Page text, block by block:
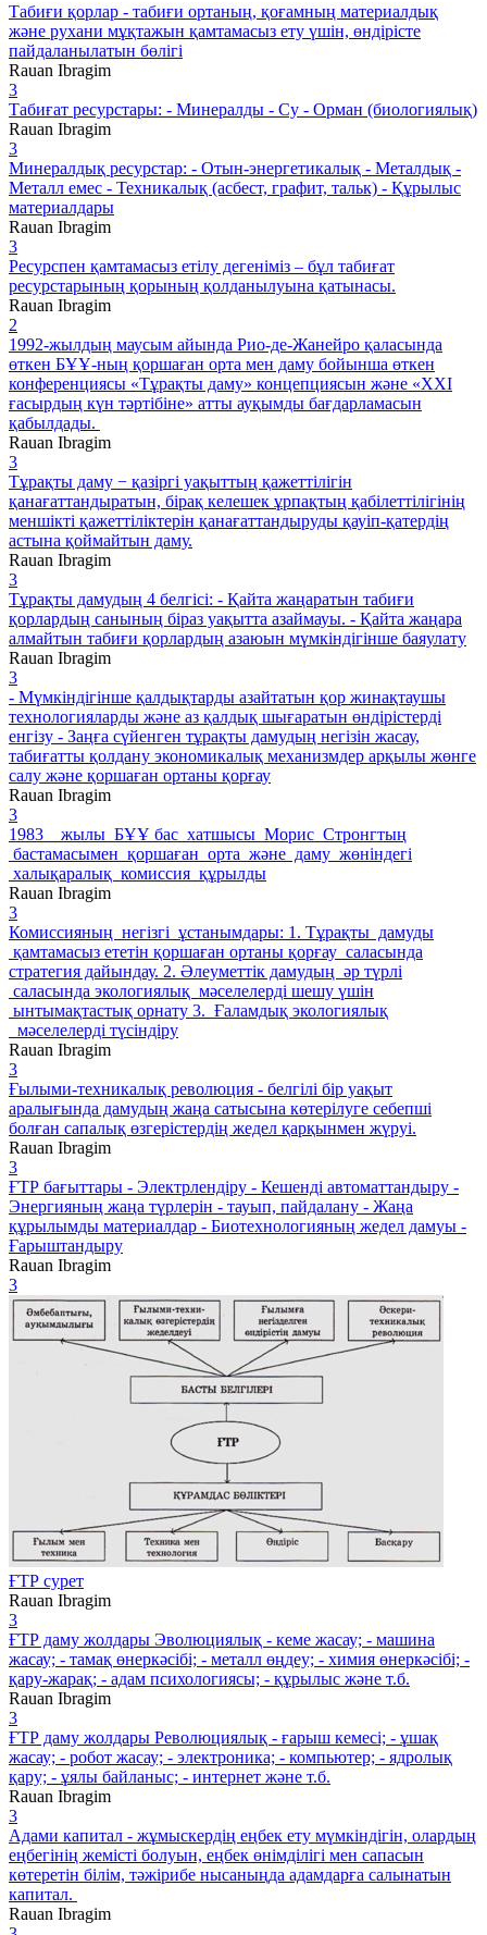
Табиғи қорлар - табиғи ортаның, қоғамның материалдық
және рухани мұқтажын қамтамасыз ету үшін, өндірісте
пайдаланылатын бөлігі
Rauan Ibragim
3
Табиғат ресурстары: - Минералды - Су - Орман (биологиялық)
Rauan Ibragim
3
Минералдық ресурстар: - Отын-энергетикалық - Металдық -
Металл емес - Техникалық (асбест, графит, тальк) - Құрылыс
материалдары
Rauan Ibragim
3
Ресурспен қамтамасыз етілу дегеніміз – бұл табиғат
ресурстарының қорының қолданылуына қатынасы.
Rauan Ibragim
2
1992-жылдың маусым айында Рио-де-Жанейро қаласында
өткен БҰҰ-ның қоршаған орта мен даму бойынша өткен
конференциясы «Тұрақты даму» концепциясын және «ХХІ
ғасырдың күн тәртібіне» атты ауқымды бағдарламасын
қабылдады.
Rauan Ibragim
3
Тұрақты даму − қазіргі уақыттың қажеттілігін
қанағаттандыратын, бірақ келешек ұрпақтың қабілеттілігінің
меншікті қажеттіліктерін қанағаттандыруды қауіп-қатердің
астына қоймайтын даму.
Rauan Ibragim
3
Тұрақты дамудың 4 белгісі: - Қайта жаңаратын табиғи
қорлардың санының біраз уақытта азаймауы. - Қайта жаңара
алмайтын табиғи қорлардың азаюын мүмкіндігінше баяулату
Rauan Ibragim
3
- Мүмкіндігінше қалдықтарды азайтатын қор жинақтаушы
технологияларды және аз қалдық шығаратын өндірістерді
енгізу - Заңға сүйенген тұрақты дамудың негізін жасау,
табиғатты қолдану экономикалық механизмдер арқылы жөнге
салу және қоршаған ортаны қорғау
Rauan Ibragim
3
1983 жылы БҰҰ бас хатшысы Морис Стронгтың
бастамасымен қоршаған орта және даму жөніндегі
халықаралық комиссия құрылды
Rauan Ibragim
3
Комиссияның негізгі ұстанымдары: 1. Тұрақты дамуды
қамтамасыз ететін қоршаған ортаны қорғау саласында
стратегия дайындау. 2. Әлеуметтік дамудың әр түрлі
саласында экологиялық мәселелерді шешу үшін
ынтымақтастық орнату 3. Ғаламдық экологиялық
мәселелерді түсіндіру
Rauan Ibragim
3
Ғылыми-техникалық революция - белгілі бір уақыт
аралығында дамудың жаңа сатысына көтерілуге себепші
болған сапалық өзгерістердің жедел қарқынмен жүруі.
Rauan Ibragim
3
ҒТР бағыттары - Электрлендіру - Кешенді автоматтандыру -
Энергияның жаңа түрлерін - тауып, пайдалану - Жаңа
құрылымды материалдар - Биотехнологияның жедел дамуы -
Ғарыштандыру
Rauan Ibragim
3
ҒТР сурет
Rauan Ibragim
3
ҒТР даму жолдары Эволюциялық - кеме жасау; - машина
жасау; - тамақ өнеркәсібі; - металл өңдеу; - химия өнеркәсібі; -
қару-жарақ; - адам психологиясы; - құрылыс және т.б.
Rauan Ibragim
3
ҒТР даму жолдары Революциялық - ғарыш кемесі; - ұшақ
жасау; - робот жасау; - электроника; - компьютер; - ядролық
қару; - ұялы байланыс; - интернет және т.б.
Rauan Ibragim
3
Адами капитал - жұмыскердің еңбек ету мүмкіндігін, олардың
еңбегінің жемісті болуын, еңбек өнімділігі мен сапасын
көтеретін білім, тәжірибе нысаныңда адамдарға салынатын
капитал.
Rauan Ibragim